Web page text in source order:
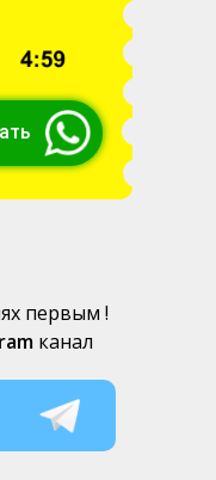
первым !
канал